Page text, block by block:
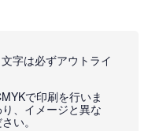
字は必ずアウトライ
で印刷を行いま
、イメージと異な
い。